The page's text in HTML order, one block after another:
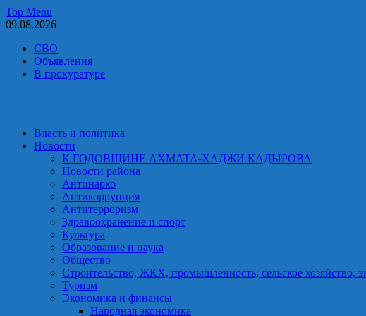
Skip
to
Top Menu
09.08.2026
СВО
Объявления
В прокуратуре
Власть и политика
Новости
К ГОДОВЩИНЕ АХМАТА-ХАДЖИ КАДЫРОВА
Новости района
Антинарко
Антикоррупция
Антитерроризм
Здравоохранение и спорт
Культура
Образование и наука
Общество
Строительство, ЖКХ, промышленность, сельское хозяйство,
Туризм
Экономика и финансы
Народная экономика